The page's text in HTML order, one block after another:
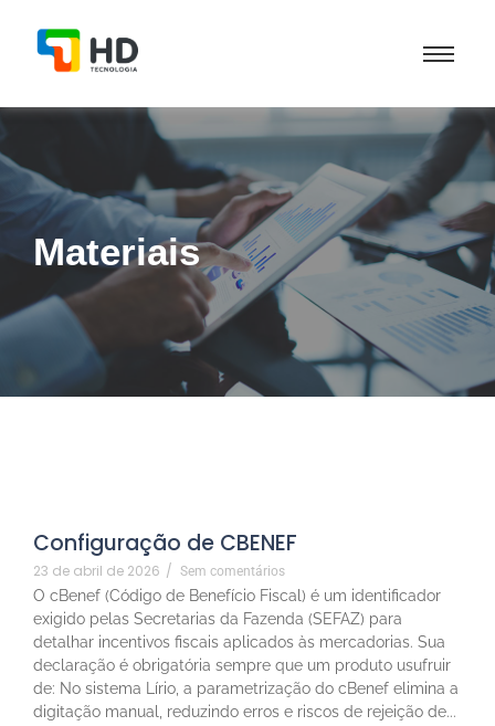
Materiais
Configuração de CBENEF
23 de abril de 2026 / Sem comentários
O cBenef (Código de Benefício Fiscal) é um identificador
exigido pelas Secretarias da Fazenda (SEFAZ) para
detalhar incentivos fiscais aplicados às mercadorias. Sua
declaração é obrigatória sempre que um produto usufruir
de: No sistema Lírio, a parametrização do cBenef elimina a
digitação manual, reduzindo erros e riscos de rejeição de...